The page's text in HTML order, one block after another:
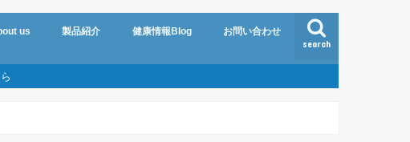
search
us
ッフ紹介
ナー・体験会
記録
製品紹介
Turn the Town 製品概要
カード解説
よくある質問 ~Q and A~
健康情報Blog お問い合わせ
プライバシーポリシー